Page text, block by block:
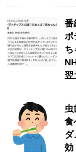
番
ポ
ち
翌
虫
食
ダ
効